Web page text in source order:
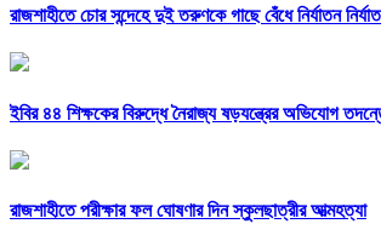
রাজশাহীতে চোর সন্দেহে দুই তরুণকে গাছে বেঁধে নির্যাতন
ইবির ৪৪ শিক্ষকের বিরুদ্ধে নৈরাজ্য ষড়যন্ত্রের অভিযোগ
রাজশাহীতে পরীক্ষার ফল ঘোষণার দিন স্কুলছাত্রীর আত্মহত্যা